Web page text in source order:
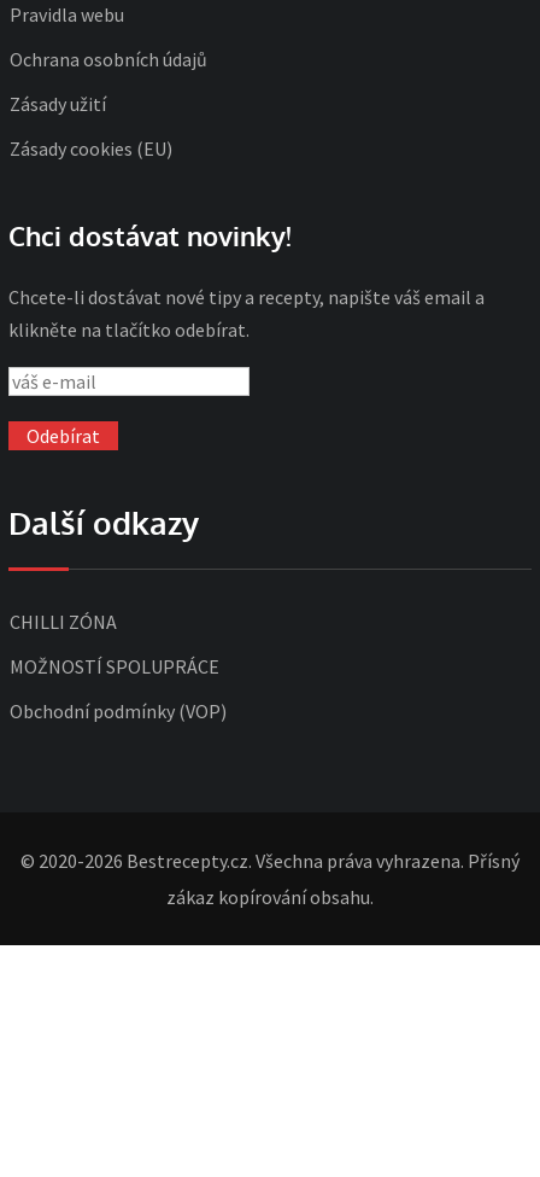
Pravidla webu
Ochrana osobních údajů
Zásady užití
Zásady cookies (EU)
Chci dostávat novinky!
Chcete-li dostávat nové tipy a recepty, napište váš email a
klikněte na tlačítko odebírat.
Další odkazy
CHILLI ZÓNA
MOŽNOSTÍ SPOLUPRÁCE
Obchodní podmínky (VOP)
© 2020-2026 Bestrecepty.cz. Všechna práva vyhrazena. Přísný
zákaz kopírování obsahu.